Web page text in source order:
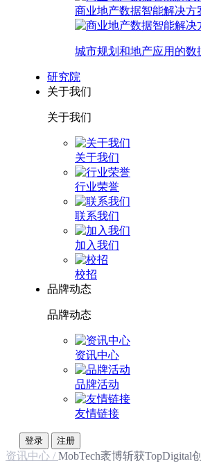
商业地产数据智能解决方
城市规划和地产应用的数
研究院
关于我们
关于我们
关于我们
行业荣誉
联系我们
加入我们
校招
品牌动态
品牌动态
资讯中心
品牌活动
友情链接
登录 注册
资讯中心 / MobTech袤博斩获TopDigital